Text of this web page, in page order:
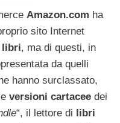
Amazon.com ha
sito Internet
libri, ma di questi, in
da quelli
hanno surclassato,
versioni cartacee dei
“, il lettore di libri